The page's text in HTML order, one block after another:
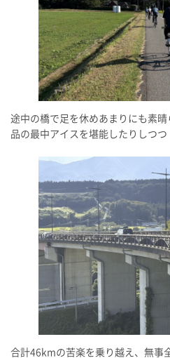
途中の橋で足を休めあまりにも素
品の最中アイスを堪能したりしつつ
合計46kmの苦楽を乗り越え、無事